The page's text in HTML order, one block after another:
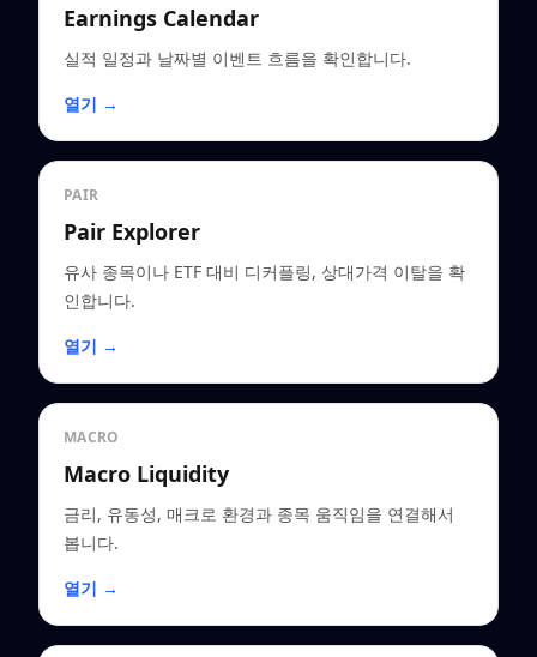
Earnings Calendar
실적 일정과 날짜별 이벤트 흐름을 확인합니다.
열기 →
PAIR
Pair Explorer
유사 종목이나 ETF 대비 디커플링, 상대가격 이탈을 확
인합니다.
열기 →
MACRO
Macro Liquidity
금리, 유동성, 매크로 환경과 종목 움직임을 연결해서
봅니다.
열기 →